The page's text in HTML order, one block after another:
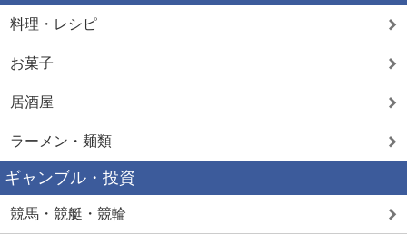
料理・レシピ
お菓子
居酒屋
ラーメン・麺類
ギャンブル・投資
競馬・競艇・競輪